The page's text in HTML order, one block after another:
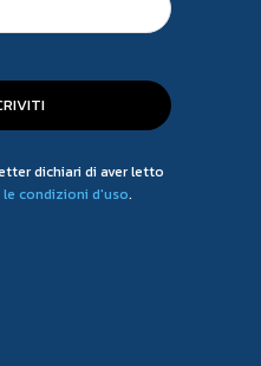
dichiari di aver letto
condizioni d'uso.